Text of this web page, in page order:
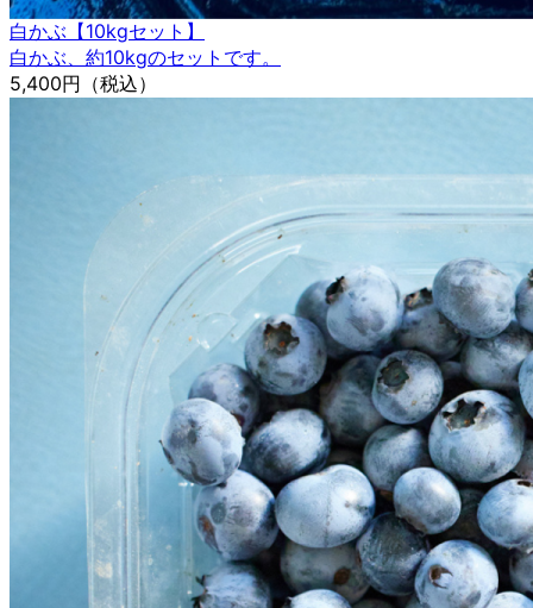
白かぶ【10kgセット】
白かぶ、約10kgのセットです。
5,400円 （税込）